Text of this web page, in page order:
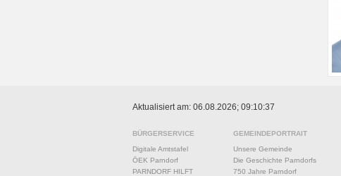
Aktualisiert am: 06.08.2026; 09:10:37
BÜRGERSERVICE
Digitale Amtstafel
ÖEK Parndorf
PARNDORF HILFT
GEMEINDEPORTRAIT
Unsere Gemeinde
Die Geschichte Parndorfs
750 Jahre Parndorf